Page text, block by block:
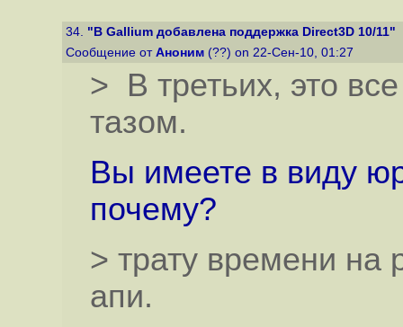
34. "В Gallium добавлена поддержка Direct3D 10/11"
Сообщение от Аноним (??) on 22-Сен-10, 01:27
> В третьих, это
тазом.
Вы имеете в виду
почему?
> трату времени на
апи.